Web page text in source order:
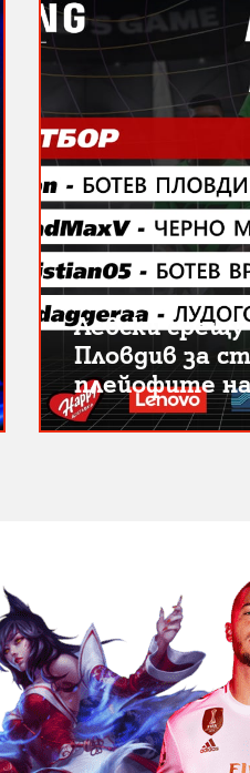
Левски
Пловдив за
плейофите